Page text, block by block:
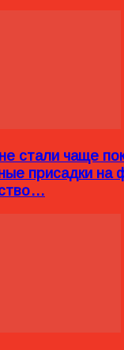
стали чаще
присадки на